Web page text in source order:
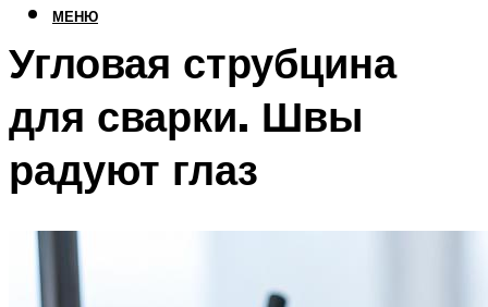
МЕНЮ
Угловая струбцина
для сварки. Швы
радуют глаз